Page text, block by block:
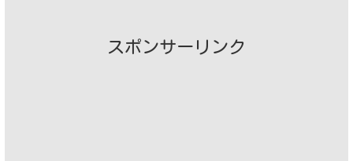
スポンサーリンク